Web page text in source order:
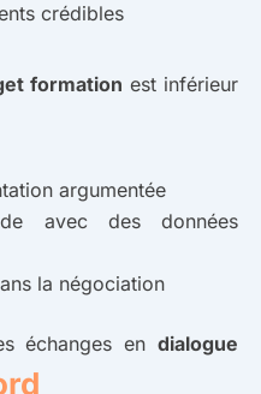
crédibles
formation est inférieur
argumentée
avec des données
la négociation
échanges endialogue